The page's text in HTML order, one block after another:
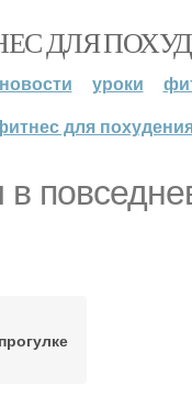
ДЛЯ
новости уроки
для
в